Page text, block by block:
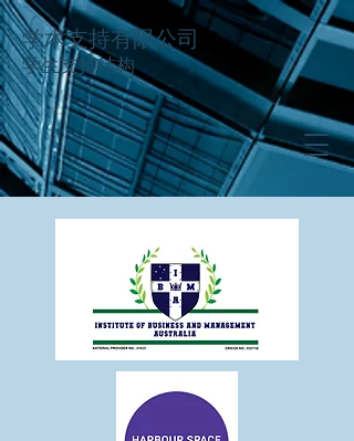
学术支持有限公司
学生支持结构